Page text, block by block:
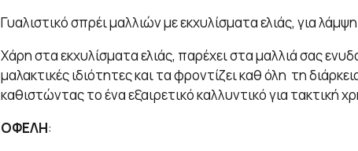
Γυαλιστικό σπρέι μαλλιών με εκχυλίσματα ελιάς, για
Χάρη στα εκχυλίσματα ελιάς, παρέχει στα μαλλιά σας
μαλακτικές ιδιότητες και τα φροντίζει καθ όλη τη
καθιστώντας το ένα εξαιρετικό καλλυντικό για τακτική
ΟΦΕΛΗ: